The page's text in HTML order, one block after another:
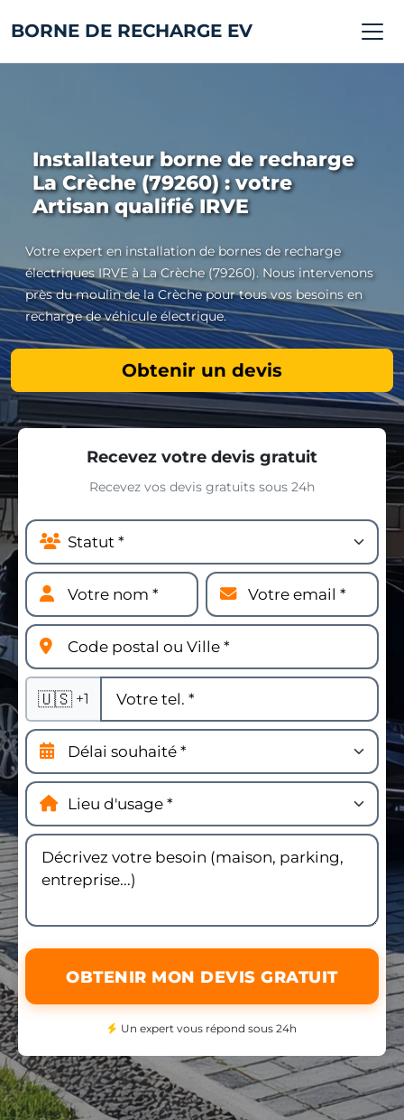
BORNE DE RECHARGE EV
Installateur borne de recharge
La Crèche (79260) : votre
Artisan qualifié IRVE
Votre expert en installation de bornes de recharge
électriques IRVE à La Crèche (79260). Nous intervenons
près du moulin de la Crèche pour tous vos besoins en
recharge de véhicule électrique.
Obtenir un devis
Recevez votre devis gratuit
Recevez vos devis gratuits sous 24h
🇺🇸 +1
OBTENIR MON DEVIS GRATUIT
Un expert vous répond sous 24h